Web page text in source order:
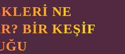
NE
BIR KEŞIF